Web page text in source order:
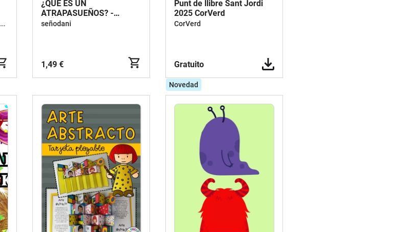
Incluye·T – Diversidad en el aula
¿QUÉ ES UN
ATRAPASUEÑOS? -
NIÑ@S
señodani
1,49 €
Punt de llibre Sant Jordi
2025 CorVerd
CorVerd
Gratuito
Novedad